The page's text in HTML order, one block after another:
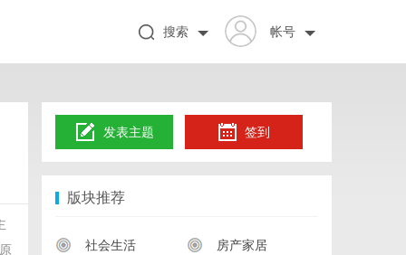
帐号
搜索
发表主题 签到
版块推荐
社会生活 房产家居